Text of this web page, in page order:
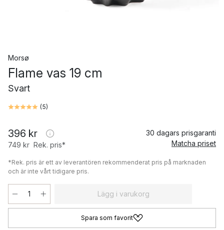
Morsø
Flame vas 19 cm
Svart
(5)
396 kr
749 kr Rek. pris*
30 dagars prisgaranti
Matcha priset
*Rek. pris är ett av leverantören rekommenderat pris på marknaden
och är inte vårt tidigare pris.
Lägg i varukorg
Spara som favorit